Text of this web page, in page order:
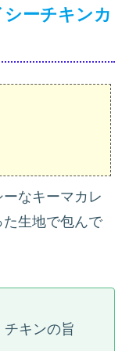
シーチキンカ
なキーマカレ
生地で包んで
チキンの旨